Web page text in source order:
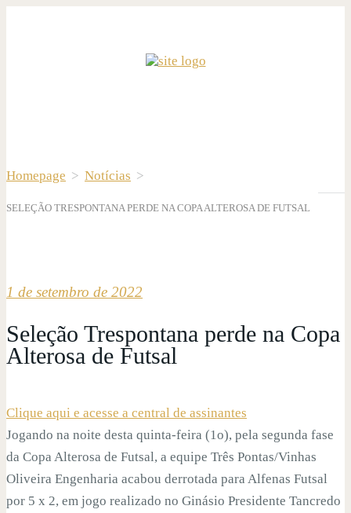
Homepage > Notícias >
SELEÇÃO TRESPONTANA PERDE NA COPA ALTEROSA DE FUTSAL
1 de setembro de 2022
Seleção Trespontana perde na Copa
Alterosa de Futsal
Clique aqui e acesse a central de assinantes
Jogando na noite desta quinta-feira (1o), pela segunda fase
da Copa Alterosa de Futsal, a equipe Três Pontas/Vinhas
Oliveira Engenharia acabou derrotada para Alfenas Futsal
por 5 x 2, em jogo realizado no Ginásio Presidente Tancredo